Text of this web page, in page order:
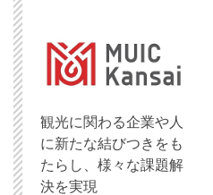
観光に関わる企業や人
に新たな結びつきをも
たらし、様々な課題解
決を実現